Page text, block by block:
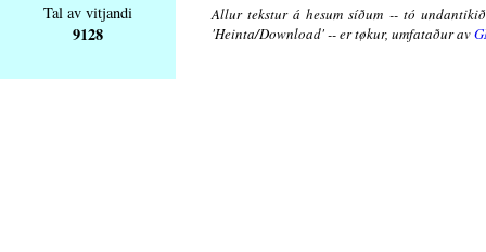
Tal av vitjandi
9128
Allur tekstur á hesum síðum -- tó
'Heinta/Download' -- er tøkur, umfataður av